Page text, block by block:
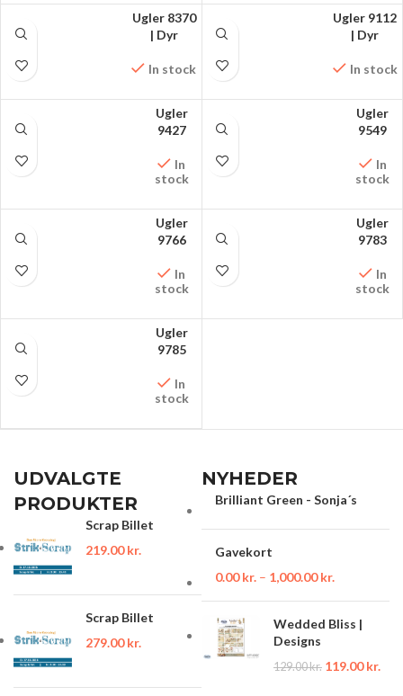
FÅ MØNSTRET PÅ
Ugler 8370
| Dyr
In stock
FÅ MØNSTRET PÅ
Ugler 9112
| Dyr
In stock
FÅ MØNSTRET PÅ
Ugler
9427
In
stock
FÅ MØNSTRET PÅ
Ugler
9549
In
stock
FÅ MØNSTRET PÅ
Ugler
9766
In
stock
FÅ MØNSTRET PÅ
Ugler
9783
In
stock
FÅ MØNSTRET PÅ
Ugler
9785
In
stock
UDVALGTE
PRODUKTER
Scrap Billet
219.00kr.
Scrap Billet
279.00kr.
NYHEDER
Brilliant Green - Sonja´s
Gavekort
0.00kr. – 1,000.00kr.
Wedded Bliss |
Designs
129.00kr. 119.00kr.